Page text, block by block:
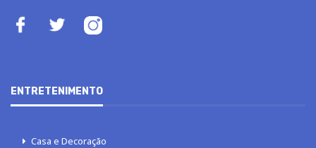
ENTRETENIMENTO
Casa e Decoração